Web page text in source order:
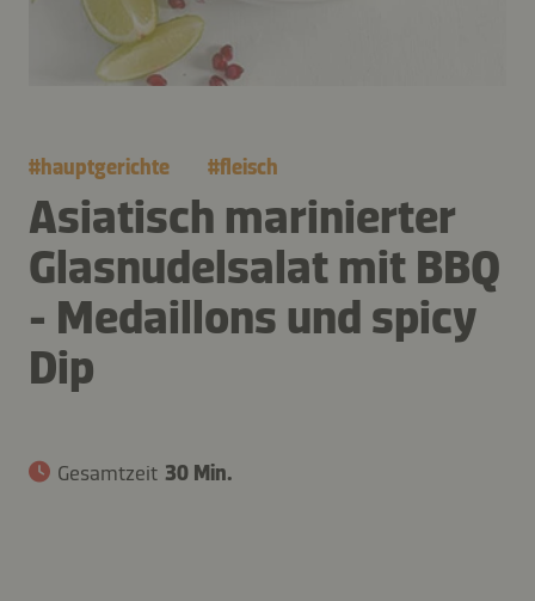
#hauptgerichte #fleisch
Asiatisch marinierter
Glasnudelsalat mit BBQ
- Medaillons und spicy
Dip
Gesamtzeit 30 Min.